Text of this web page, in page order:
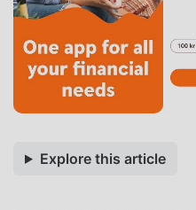
Explore this article